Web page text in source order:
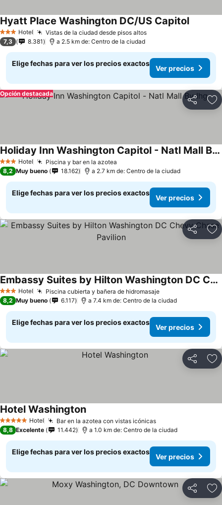
3 Estrellas
Hotel Vistas de la ciudad desde pisos altos
Hyatt Place Washington DC/US Capitol
7,3 8.381 a 2.5 km de: Centro de la ciudad
Elige fechas para ver los precios exactos
Ver precios
Compartir
Opción destacada
3 Estrellas
Hotel Piscina y bar en la azotea
Holiday Inn Washington Capitol - Natl Mall By Ihg
8,2 Muy bueno 18.162 a 2.7 km de: Centro de la ciudad
Elige fechas para ver los precios exactos
Ver precios
Compartir
3 Estrellas
Hotel Piscina cubierta y bañera de hidromasaje
Embassy Suites by Hilton Washington DC Chevy Chase Pavilion
8,2 Muy bueno 6.117 a 7.4 km de: Centro de la ciudad
Elige fechas para ver los precios exactos
Ver precios
Compartir
5 Estrellas Hotel Bar en la azotea con vistas icónicas
Hotel Washington
8,8 Excelente 11.442 a 1.0 km de: Centro de la ciudad
Elige fechas para ver los precios exactos
Ver precios
Compartir